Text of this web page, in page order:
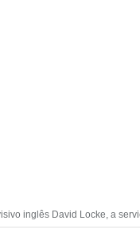
inglês David Locke, a